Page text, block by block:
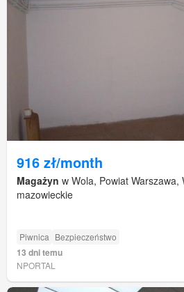
916 zł/month
Magażyn w Wola, Powiat Warszawa,
mazowieckie
Piwnica Bezpieczeństwo
13 dni temu
NPORTAL